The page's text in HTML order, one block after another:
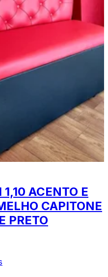
ACENTO E
CAPITONE
PRETO